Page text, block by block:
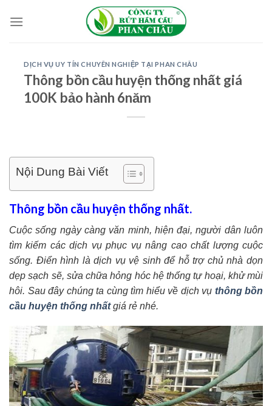
DỊCH VỤ UY TÍN CHUYÊN NGHIỆP TẠI PHAN CHÂU
Thông bồn cầu huyện thống nhất giá
100K bảo hành 6năm
Nội Dung Bài Viết
Thông bồn cầu huyện thống nhất.
Cuộc sống ngày càng văn minh, hiện đại, người dân luôn
tìm kiếm các dịch vụ phục vụ nâng cao chất lượng cuộc
sống. Điển hình là dịch vụ vệ sinh để hỗ trợ chủ nhà dọn
dẹp sạch sẽ, sửa chữa hỏng hóc hệ thống tự hoại, khử mùi
hôi. Sau đây chúng ta cùng tìm hiểu về dịch vụ thông bồn
cầu huyện thống nhấtgiá rẻ nhé.